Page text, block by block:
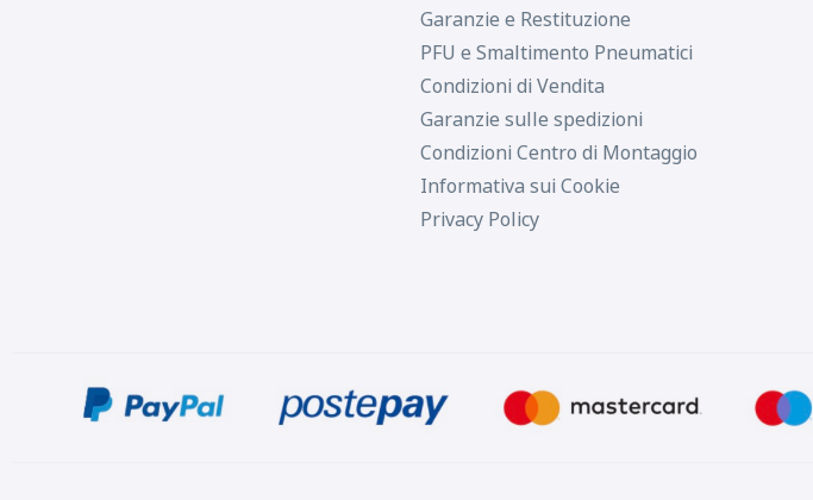
Garanzie e Restituzione
PFU e Smaltimento Pneumatici
Condizioni di Vendita
Garanzie sulle spedizioni
Condizioni Centro di Montaggio
Informativa sui Cookie
Privacy Policy